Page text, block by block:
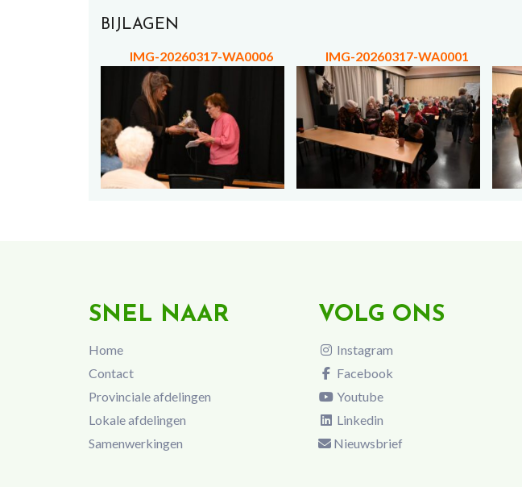
BIJLAGEN
IMG-20260317-WA0006 IMG-20260317-WA0001
SNEL NAAR
Home
Contact
Provinciale afdelingen
Lokale afdelingen
Samenwerkingen
VOLG ONS
Instagram
Facebook
Youtube
Linkedin
Nieuwsbrief